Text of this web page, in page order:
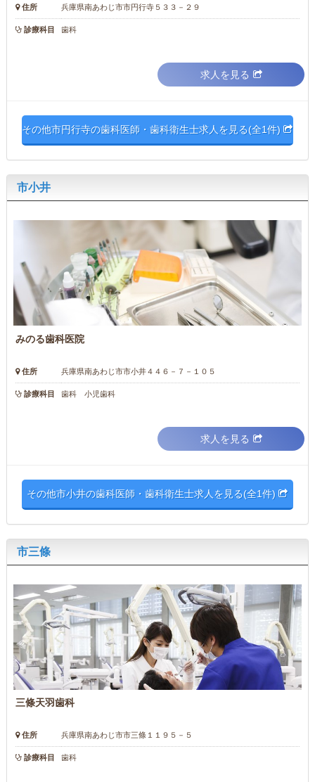
住所 兵庫県南あわじ市市円行寺５３３－２９
診療科目 歯科
求人を見る
その他市円行寺の歯科医師・歯科衛生士求人を見る(全1件)
市小井
みのる歯科医院
住所 兵庫県南あわじ市市小井４４６－７－１０５
診療科目 歯科 小児歯科
求人を見る
その他市小井の歯科医師・歯科衛生士求人を見る(全1件)
市三條
三條天羽歯科
住所 兵庫県南あわじ市市三條１１９５－５
診療科目 歯科